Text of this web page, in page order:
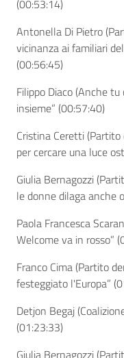
(00:53:14)
Antonella Di Pietro
vicinanza ai familiari
(00:56:45)
Filippo Diaco (Anche
insieme” (00:57:40)
Cristina Ceretti (Partito
per cercare una luce
Giulia Bernagozzi
le donne dilaga anche
Paola Francesca
Welcome va in rosso” (
Franco Cima (Partito
festeggiato l'Europa” (
Detjon Begaj
(01:23:33)